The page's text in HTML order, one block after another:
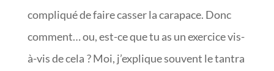
compliqué de faire casser la carapace. Donc
comment… ou, est-ce que tu as un exercice vis-
à-vis de cela ? Moi, j’explique souvent le tantra